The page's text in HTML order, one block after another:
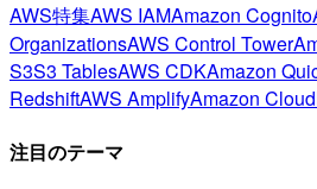
AWS特集AWS IAMAmazon Cognito
OrganizationsAWS Control Tower
S3S3 TablesAWS CDKAmazon
RedshiftAWS AmplifyAmazon
注目のテーマ